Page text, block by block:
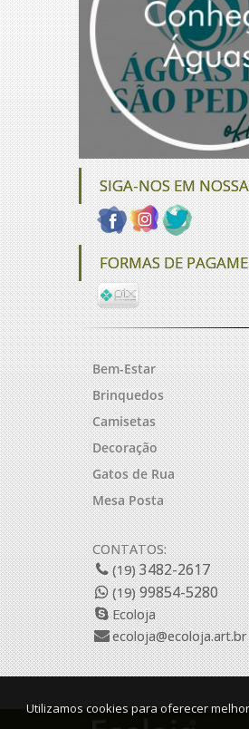
SIGA-NOS EM
FORMAS DE
Bem-Estar
Brinquedos
Camisetas
Decoração
Gatos de Rua
Mesa Posta
CONTATOS:
(19)3482-2617
(19)99854-5280
Ecoloja
ecoloja@ecoloja.art.br
Utilizamos cookies para oferecer